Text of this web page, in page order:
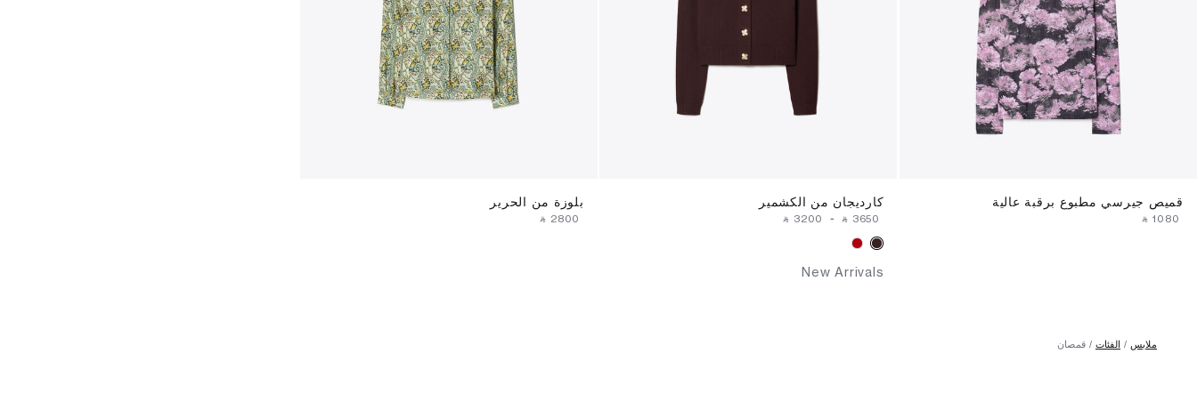
قميص جيرسي مطبوع برقبة عالية
‎ ⃁ ⁦1080⁩ ‎
كارديجان من الكشمير
‎ ⃁ ⁦3200⁩ ‎ - ‎ ⃁ ⁦3650⁩ ‎
New Arrivals
بلوزة من الحرير
‎ ⃁ ⁦2800⁩ ‎
ملابس الفئات قمصان